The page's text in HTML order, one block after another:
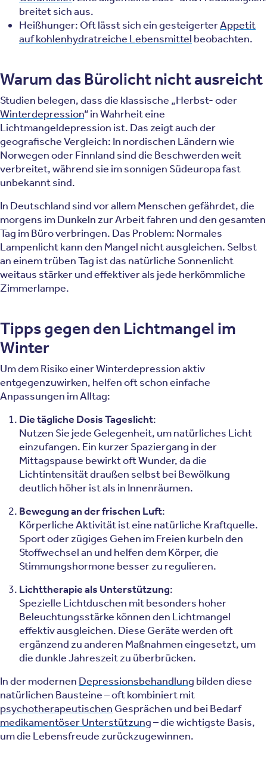
breitet sich aus.
Heißhunger: Oft lässt sich ein gesteigerterAppetit
auf kohlenhydratreiche Lebensmittel beobachten.
Warum das Bürolicht nicht ausreicht
Studien belegen, dass die klassische „Herbst- oder
Winterdepression“ in Wahrheit eine
Lichtmangeldepression ist. Das zeigt auch der
geografische Vergleich: In nordischen Ländern wie
Norwegen oder Finnland sind die Beschwerden weit
verbreitet, während sie im sonnigen Südeuropa fast
unbekannt sind.
In Deutschland sind vor allem Menschen gefährdet, die
morgens im Dunkeln zur Arbeit fahren und den gesamten
Tag im Büro verbringen. Das Problem: Normales
Lampenlicht kann den Mangel nicht ausgleichen. Selbst
an einem trüben Tag ist das natürliche Sonnenlicht
weitaus stärker und effektiver als jede herkömmliche
Zimmerlampe.
Tipps gegen den Lichtmangel im
Winter
Um dem Risiko einer Winterdepression aktiv
entgegenzuwirken, helfen oft schon einfache
Anpassungen im Alltag:
Die tägliche Dosis Tageslicht:
Nutzen Sie jede Gelegenheit, um natürliches Licht
einzufangen. Ein kurzer Spaziergang in der
Mittagspause bewirkt oft Wunder, da die
Lichtintensität draußen selbst bei Bewölkung
deutlich höher ist als in Innenräumen.
Bewegung an der frischen Luft:
Körperliche Aktivität ist eine natürliche Kraftquelle.
Sport oder zügiges Gehen im Freien kurbeln den
Stoffwechsel an und helfen dem Körper, die
Stimmungshormone besser zu regulieren.
Lichttherapie als Unterstützung:
Spezielle Lichtduschen mit besonders hoher
Beleuchtungsstärke können den Lichtmangel
effektiv ausgleichen. Diese Geräte werden oft
ergänzend zu anderen Maßnahmen eingesetzt, um
die dunkle Jahreszeit zu überbrücken.
In der modernen Depressionsbehandlung bilden diese
natürlichen Bausteine – oft kombiniert mit
psychotherapeutischen Gesprächen und bei Bedarf
medikamentöser Unterstützung– die wichtigste Basis,
um die Lebensfreude zurückzugewinnen.